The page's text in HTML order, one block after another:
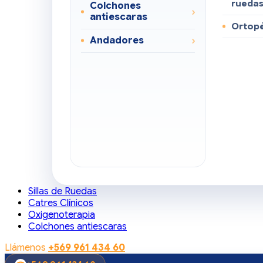
Colchones
antiescaras
Andadores
ruedas
Sillas de Ruedas
Catres Clínicos
Oxigenoterapia
Colchones antiescaras
Llámenos +569 961 434 60